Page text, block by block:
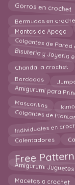
Gorros en crochet
Bermudas en
Mantas de Apego
Colgantes de
Bisuteria y Joyeria
Chandal a crochet
Bordados
Amigurumi para
Mascarillas
Colgantes de
Individuales en
Calentadores
Free
Amigurumi
Macetas a crochet